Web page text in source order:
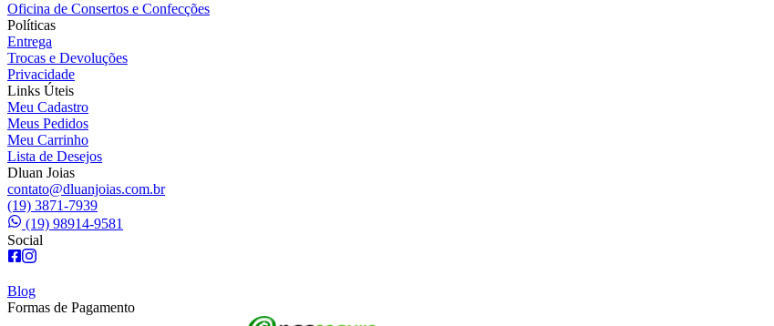
Oficina de Consertos e Confecções
Políticas
Entrega
Trocas e Devoluções
Privacidade
Links Úteis
Meu Cadastro
Meus Pedidos
Meu Carrinho
Lista de Desejos
Dluan Joias
contato@dluanjoias.com.br
(19) 3871-7939
(19) 98914-9581
Social
Blog
Formas de Pagamento